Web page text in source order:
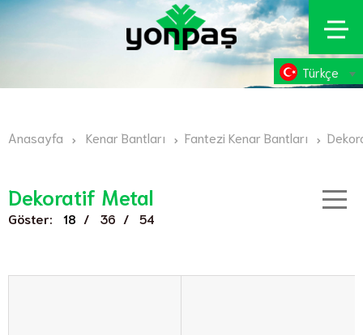
Türkçe
Anasayfa Kenar Bantları Fantezi Kenar Bantları
Dekoratif Metal
Göster: 18 / 36 / 54